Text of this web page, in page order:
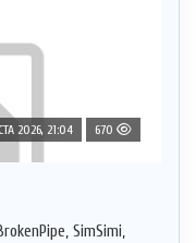
2026, 21:04 670
SimSimi,